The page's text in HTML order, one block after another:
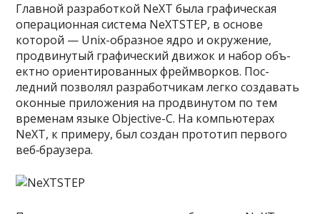
Глав­ной раз­работ­кой NeXT была гра­фичес­кая
опе­раци­онная сис­тема NeXTSTEP, в осно­ве
которой — Unix-образное ядро и окру­жение,
прод­винутый гра­фичес­кий дви­жок и набор объ­
ектно ори­енти­рован­ных фрей­мвор­ков. Пос­
ледний поз­волял раз­работ­чикам лег­ко соз­давать
окон­ные при­ложе­ния на прод­винутом по тем
вре­менам язы­ке Objective-C. На компь­юте­рах
NeXT, к при­меру, был соз­дан про­тотип пер­вого
веб‑бра­узе­ра.